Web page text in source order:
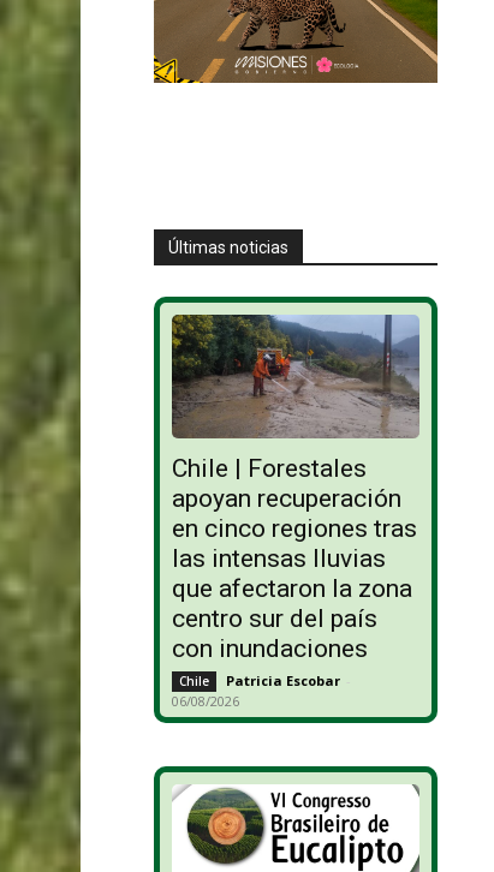
Últimas noticias
Chile | Forestales
apoyan recuperación
en cinco regiones tras
las intensas lluvias
que afectaron la zona
centro sur del país
con inundaciones
Chile Patricia Escobar -
06/08/2026